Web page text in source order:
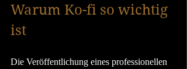
Warum Ko-fi so wichtig
ist
Die Veröffentlichung eines professionellen